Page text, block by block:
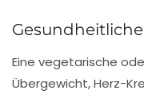
Eine vegetarische
Übergewicht, Herz-